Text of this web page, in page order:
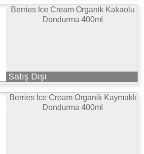
Berries Ice Cream Organik Kakaolu
Dondurma 400ml
Satış Dışı
Berries Ice Cream Organik Kaymaklı
Dondurma 400ml